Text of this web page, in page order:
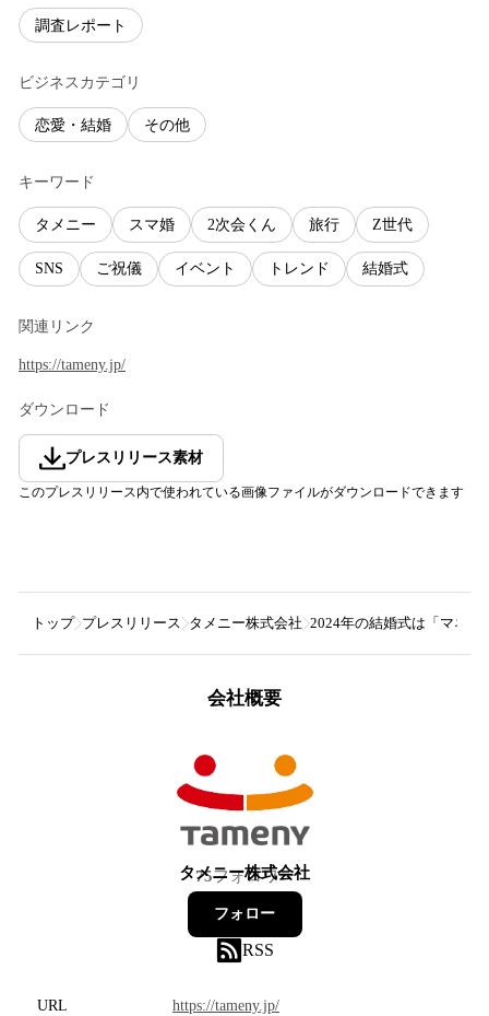
調査レポート
ビジネスカテゴリ
恋愛・結婚 その他
キーワード
タメニー スマ婚 2次会くん 旅行 Z世代
SNS ご祝儀 イベント トレンド 結婚式
関連リンク
https://tameny.jp/
ダウンロード
プレスリリース素材
このプレスリリース内で使われている画像ファイルがダウンロードできます
トップ プレスリリース タメニー株式会社 2024年の結婚式は「マネ
会社概要
タメニー株式会社
75フォロワー
フォロー
RSS
URL
https://tameny.jp/